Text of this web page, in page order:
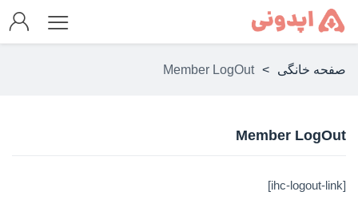
صفحه خانگی >
Member LogOut
Member LogOut
[ihc-logout-link]